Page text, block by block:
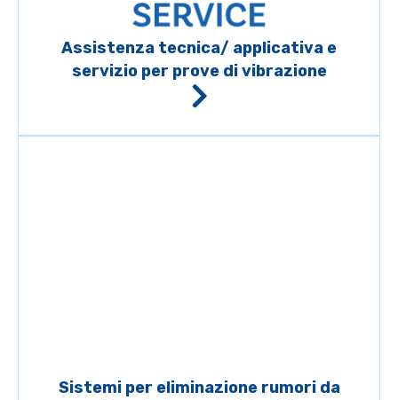
Assistenza tecnica/ applicativa e
servizio per prove di vibrazione
Sistemi per eliminazione rumori da